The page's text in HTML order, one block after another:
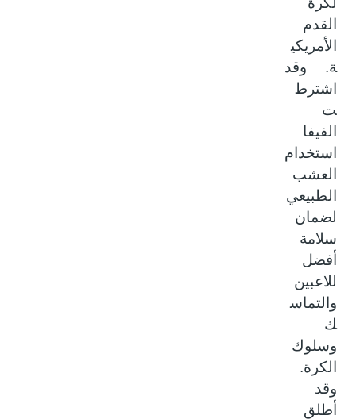
القدم
الأمريكي
ة. وقد
اشترط
ت
الفيفا
استخدام
العشب
الطبيعي
لضمان
سلامة
أفضل
للاعبين
والتماس
وسلوك
الكرة.
وقد
أطلق